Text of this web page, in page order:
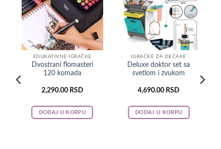
EDUKATIVNE IGRAČKE
Dvostrani flomasteri
120 komada
2,290.00 RSD
DODAJ U KORPU
IGRAČKE ZA DEČAKE
Deluxe doktor set sa
svetlom i zvukom
4,690.00 RSD
DODAJ U KORPU